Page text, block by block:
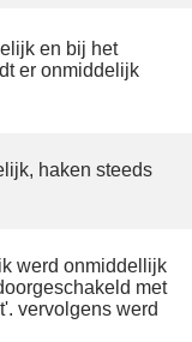
en bij het
er onmiddelijk
haken steeds
werd onmiddellijk
met
vervolgens werd